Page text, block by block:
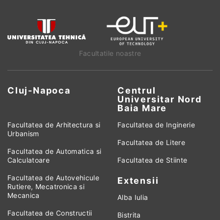
Facultatile noastre
Cluj-Napoca
Centrul
Universitar Nord
Baia Mare
Facultatea de Arhitectura si
Urbanism
Facultatea de Automatica si
Calculatoare
Facultatea de Autovehicule
Rutiere, Mecatronica si
Mecanica
Facultatea de Constructii
Facultatea de Inginerie
Facultatea de Litere
Facultatea de Stiinte
Extensii
Alba Iulia
Bistrita